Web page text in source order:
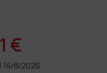
€
14/8/2026